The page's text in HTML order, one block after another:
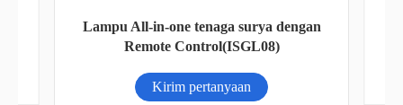
Baterai litium seri AN-LFP 12,8v300ah
Kirim pertanyaan